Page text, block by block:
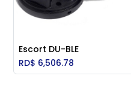
Add to Cart
Escort DU-BLE
RD$ 6,506.78